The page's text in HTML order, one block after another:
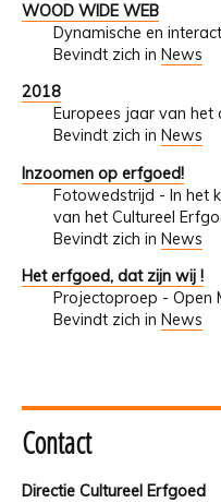
WOOD WIDE WEB
Dynamische en
Bevindt zich in News
2018
Europees jaar van het
Bevindt zich in News
Inzoomen op erfgoed!
Fotowedstrijd - In het
van het Cultureel
Bevindt zich in News
Het erfgoed, dat zijn wij !
Projectoproep - Open
Bevindt zich in News
Contact
Directie Cultureel Erfgoed